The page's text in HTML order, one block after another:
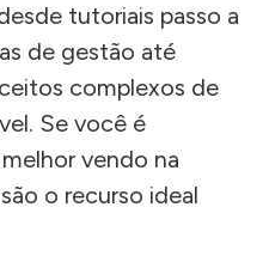
tutoriais passo a
de gestão até
complexos de
Se você é
vendo na
o recurso ideal